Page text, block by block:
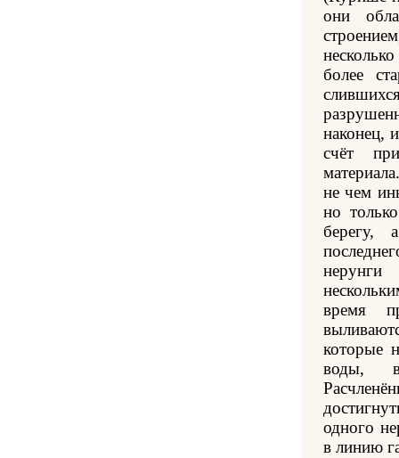
они
более
наконец,
счёт
не чем
но
берегу,
время
которые
воды,
одного
в линию